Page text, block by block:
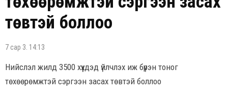
төвтэй боллоо
7 сар 3. 14:13
Нийслэл жилд 3500 хүүхдэд үйлчлэх иж бүрэн тоног
төхөөрөмжтэй сэргээн засах төвтэй боллоо